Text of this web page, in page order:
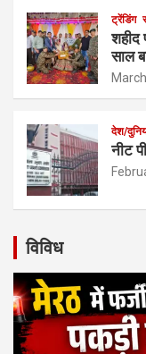
ट्रेंडिंग
शहीद
साल
देश/
नीट
विविध